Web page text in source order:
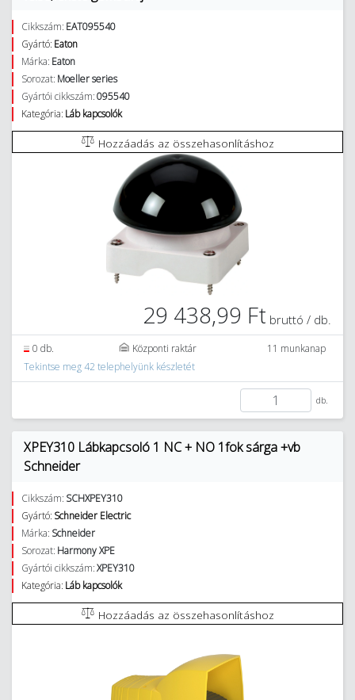
Cikkszám: EAT095540
Gyártó: Eaton
Márka: Eaton
Sorozat: Moeller series
Gyártói cikkszám:095540
Kategória: Láb kapcsolók
Hozzáadás az összehasonlításhoz
29 438,99 Ft bruttó / db.
0 db. Központi raktár
11 munkanap
Tekintse meg 42 telephelyünk készletét
db.
XPEY310 Lábkapcsoló 1 NC + NO 1fok sárga +vb
Schneider
Cikkszám: SCHXPEY310
Gyártó: Schneider Electric
Márka: Schneider
Sorozat: Harmony XPE
Gyártói cikkszám:XPEY310
Kategória: Láb kapcsolók
Hozzáadás az összehasonlításhoz